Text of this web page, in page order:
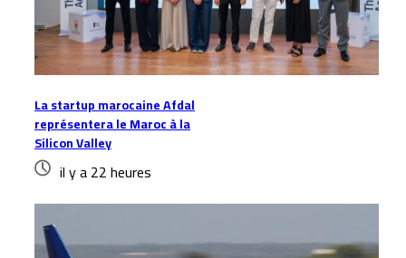
La startup marocaine Afdal
représentera le Maroc à la
Silicon Valley
il y a 22 heures